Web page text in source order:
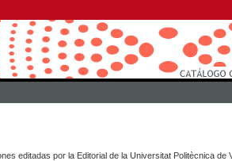
editadas por la Editorial de la Universitat Politècnica de